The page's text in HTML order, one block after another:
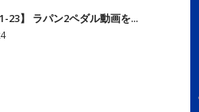
23】 ラパン2ペダル動画を...